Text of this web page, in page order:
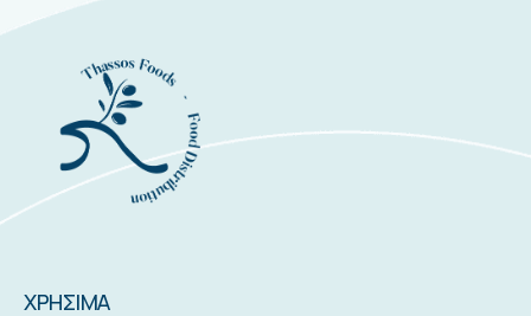
ΧΡΗΣΙΜΑ